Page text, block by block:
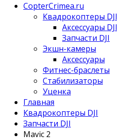
CopterCrimea.ru
Квадрокоптеры DJI
Аксессуары DJI
Запчасти DJI
Экшн-камеры
Аксессуары
Фитнес-браслеты
Стабилизаторы
Уценка
Главная
Квадрокоптеры DJI
Запчасти DJI
Mavic 2